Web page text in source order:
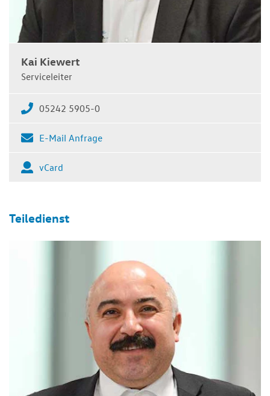
Kai Kiewert
Serviceleiter
05242 5905-0
E-Mail Anfrage
vCard
Teiledienst